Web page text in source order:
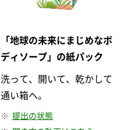
「地球の未来にまじめなボ
ディソープ」の紙パック
洗って、開いて、乾かして
通い箱へ。
提出の状態